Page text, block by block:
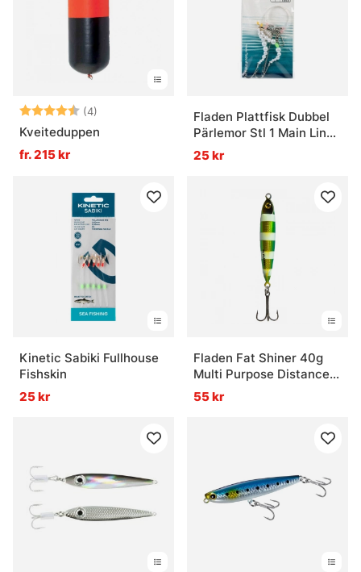
Betyg: (4)
4.8 utav 5 stjärnor
Kveiteduppen
fr. 215 kr
Fladen Plattfisk Dubbel
Pärlemor Stl 1 Main Line
0.50mm, Leader 0.40mm
25 kr
Kinetic Sabiki Fullhouse
Fishskin
25 kr
Fladen Fat Shiner 40g
Multi Purpose Distance
Pirk
55 kr